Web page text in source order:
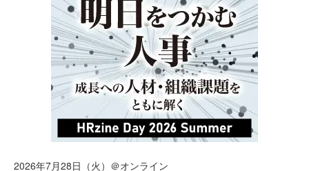
2026年7月28日（火）＠オンライン